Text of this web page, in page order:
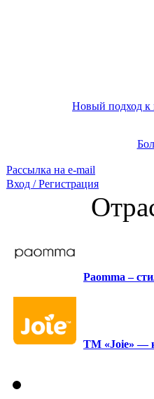
Новый подход к
Рассылка на e-mail
Вход / Регистрация
Paomma –
ТМ «Joie» —